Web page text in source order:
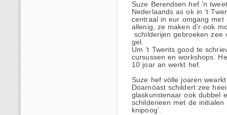
Suze Berendsen hef ’n
Nederlaands as ok in ’t
centraal in eur omgang
allenig, ze maken d’r ook
schilderijen gebroeken
gel.
Um ’t Twents good te
cursussen en workshops.
10 joar an werkt hef.
Suze hef völle joaren
Doarnöast schildert zee
glaskunstenaar ook dubbel
schilderieen met de
knipoog’.